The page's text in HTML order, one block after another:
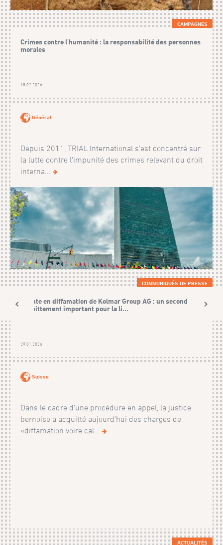
CAMPAGNES
Crimes contre l'humanité : la responsabilité des personnes
morales
18.02.2026
Général
Depuis 2011, TRIAL International s'est concentré sur
la lutte contre l'impunité des crimes relevant du droit
interna...
COMMUNIQUÉS DE PRESSE
Plainte en diffamation de Kolmar Group AG : un second
acquittement important pour la li...
29.01.2026
Suisse
Dans le cadre d’une procédure en appel, la justice
bernoise a acquitté aujourd’hui des charges de
«diffamation voire cal...
ACTUALITÉS